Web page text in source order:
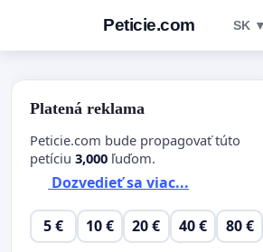
Peticie.com SK ▼
Platená reklama
Peticie.com bude propagovať túto
petíciu 3,000 ľuďom.
Dozvedieť sa viac...
5 € 10 € 20 € 40 € 80 €